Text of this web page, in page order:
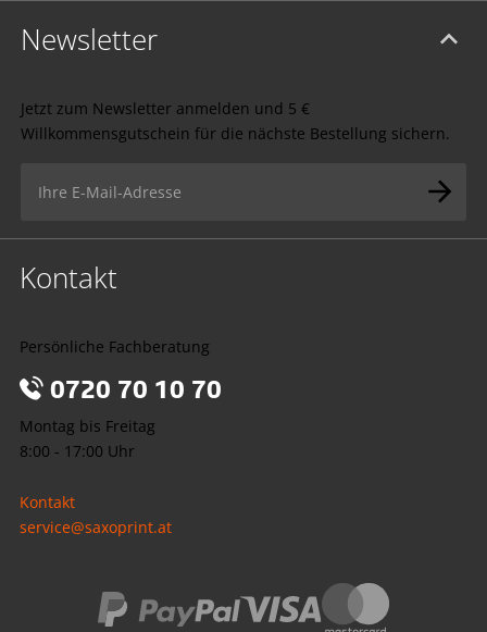
Newsletter
Jetzt zum Newsletter anmelden und 5 €
Willkommensgutschein für die nächste Bestellung sichern.
Kontakt
Persönliche Fachberatung
0720 70 10 70
Montag bis Freitag
8:00 - 17:00 Uhr
Kontakt
service@saxoprint.at